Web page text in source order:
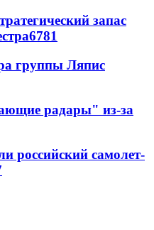
запас
6781
группы Ляпис
радары" из-за
российский самолет-